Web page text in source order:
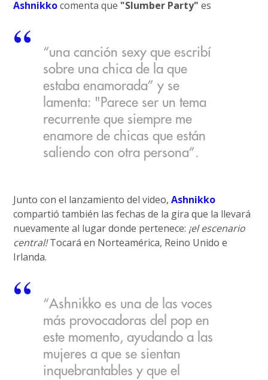
Ashnikkocomenta que "Slumber Party" es
“una canción sexy que escribí
sobre una chica de la que
estaba enamorada” y se
lamenta: "Parece ser un tema
recurrente que siempre me
enamore de chicas que están
saliendo con otra persona”.
Junto con el lanzamiento del video,Ashnikko
compartió también las fechas de la gira que la llevará
nuevamente al lugar donde pertenece: ¡el escenario
central!Tocará en Norteamérica, Reino Unido e
Irlanda.
“Ashnikko es una de las voces
más provocadoras del pop en
este momento, ayudando a las
mujeres a que se sientan
inquebrantables y que el